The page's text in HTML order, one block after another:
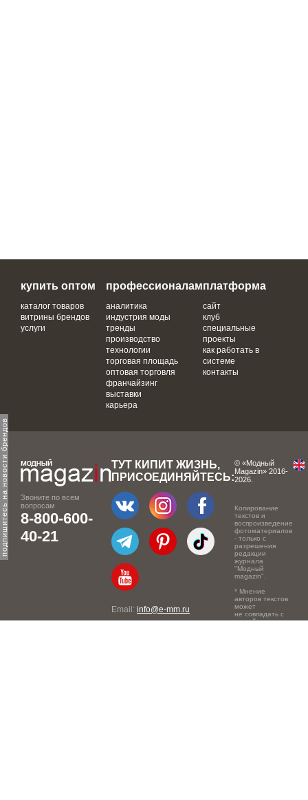
подпишитесь на новости брендов
купить оптом
каталог товаров
витрины брендов
услуги
профессионалам
аналитика
индустрия моды
тренды
производство
технологии
торговая площадь
оптовая торговля
франчайзинг
выставки
карьера
платформа
сайт
клуб
специальные
проекты
как работать в
системе
контакты
Звоните по всем
вопросам
8-800-600-
40-21
ТУТ КИПИТ ЖИЗНЬ,
ПРИСОЕДИНЯЙТЕСЬ:
Email: info@e-mm.ru
© «Модный
Magazin» 2016-
2026.
Копирование
текстов и
воспроизведение
фотоматериалов
- только с
разрешения
редакции
журнала
"Модный
magazin".
* Мнение
авторов текстов
может
не совпадать с
точкой зрения